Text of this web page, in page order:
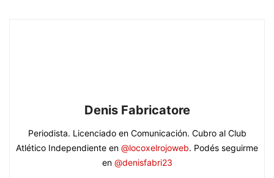
Denis Fabricatore
Periodista. Licenciado en Comunicación. Cubro al Club
Atlético Independiente en @locoxelrojoweb. Podés seguirme
en @denisfabri23